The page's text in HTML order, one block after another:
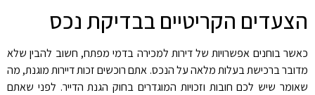
הצעדים הקריטיים בבדיקת נכס
כאשר בוחנים אפשרויות של דירות למכירה בדמי מפתח, חשוב להבין שלא
מדובר ברכישת בעלות מלאה על הנכס. אתם רוכשים זכות דיירות מוגנת, מה
שאומר שיש לכם חובות וזכויות המוגדרים בחוק הגנת הדייר. לפני שאתם